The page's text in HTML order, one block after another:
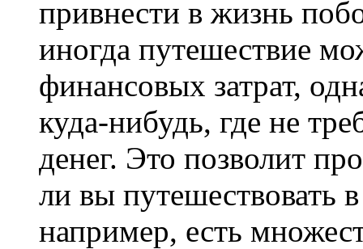
привнести в жизнь
иногда путешествие
финансовых затрат,
куда-нибудь, где не
денег. Это позволит
ли вы путешествовать
например, есть